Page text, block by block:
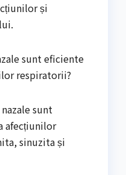
și
sunt eficiente
respiratorii?
sunt
afecțiunilor
sinuzita și